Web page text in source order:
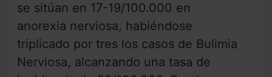
se sitúan en 17-19/100.000 en
anorexia nerviosa, habiéndose
triplicado por tres los casos de Bulimia
Nerviosa, alcanzando una tasa de